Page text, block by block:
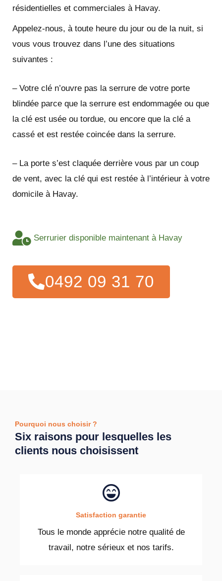
résidentielles et commerciales à Havay.
Appelez-nous, à toute heure du jour ou de la nuit, si
vous vous trouvez dans l’une des situations
suivantes :
– Votre clé n’ouvre pas la serrure de votre porte
blindée parce que la serrure est endommagée ou que
la clé est usée ou tordue, ou encore que la clé a
cassé et est restée coincée dans la serrure.
– La porte s’est claquée derrière vous par un coup
de vent, avec la clé qui est restée à l’intérieur à votre
domicile à Havay.
Serrurier disponible maintenant à Havay
0492 09 31 70
Pourquoi nous choisir ?
Six raisons pour lesquelles les
clients nous choisissent
Satisfaction garantie
Tous le monde apprécie notre qualité de
travail, notre sérieux et nos tarifs.